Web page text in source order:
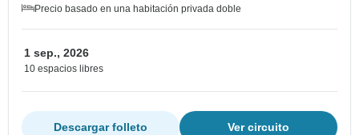
Precio basado en una habitación privada doble
1 sep., 2026
10 espacios libres
Ver circuito
Descargar folleto